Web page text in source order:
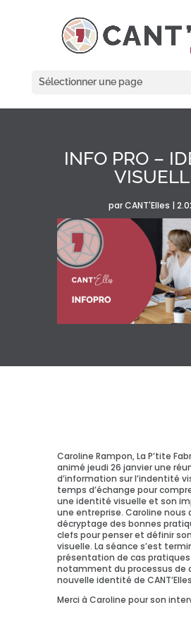
Sélectionner une page
INFO PRO –
parCANT'Elles |
Caroline Rampon, La P’tite
animé jeudi 26 janvier une
d’information sur l’indentité
temps d’échange pour
une identité visuelle et son
une entreprise. Caroline nous
décryptage des bonnes
clefs pour penser et définir
visuelle. La séance s’est
présentation de cas pratiques
notamment du processus de
nouvelle identité de
Merci à Caroline pour son